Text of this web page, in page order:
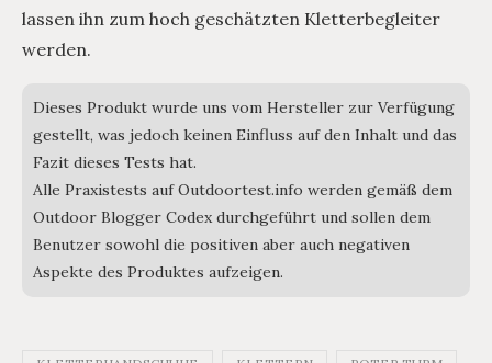
lassen ihn zum hoch geschätzten Kletterbegleiter
werden.
Dieses Produkt wurde uns vom Hersteller zur Verfügung
gestellt, was jedoch keinen Einfluss auf den Inhalt und das
Fazit dieses Tests hat.
Alle Praxistests auf Outdoortest.info werden gemäß dem
Outdoor Blogger Codex durchgeführt und sollen dem
Benutzer sowohl die positiven aber auch negativen
Aspekte des Produktes aufzeigen.